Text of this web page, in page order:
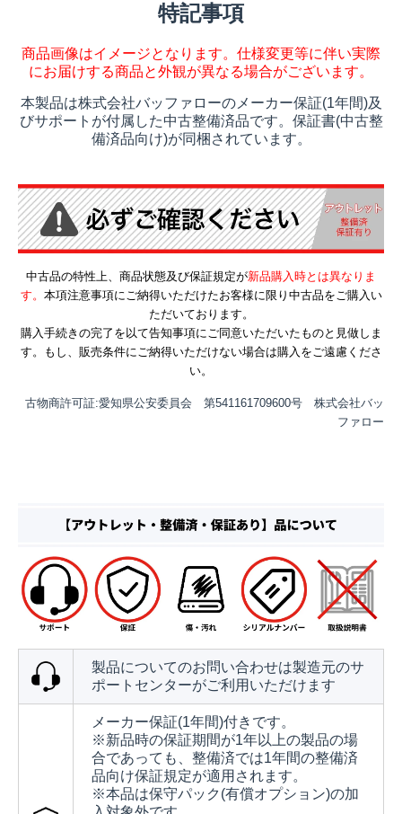
特記事項
商品画像はイメージとなります。仕様変更等に伴い実際
にお届けする商品と外観が異なる場合がございます。
本製品は株式会社バッファローのメーカー保証(1年間)及
びサポートが付属した中古整備済品です。保証書(中古整
備済品向け)が同梱されています。
中古品の特性上、商品状態及び保証規定が新品購入時とは異なりま
す。 本項注意事項にご納得いただけたお客様に限り中古品をご購入い
ただいております。
購入手続きの完了を以て告知事項にご同意いただいたものと見做しま
す。もし、販売条件にご納得いただけない場合は購入をご遠慮くださ
い。
古物商許可証:愛知県公安委員会 第541161709600号 株式会社バッ
ファロー
製品についてのお問い合わせは製造元のサ
ポートセンターがご利用いただけます
メーカー保証(1年間)付きです。
※新品時の保証期間が1年以上の製品の場
合であっても、整備済では1年間の整備済
品向け保証規定が適用されます。
※本品は保守パック(有償オプション)の加